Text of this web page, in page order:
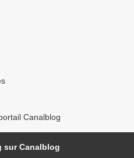
Canalblog
sur Canalblog